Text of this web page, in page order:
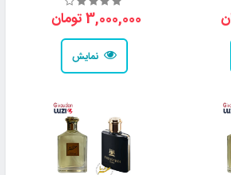
3,000,000 تومان
نمایش